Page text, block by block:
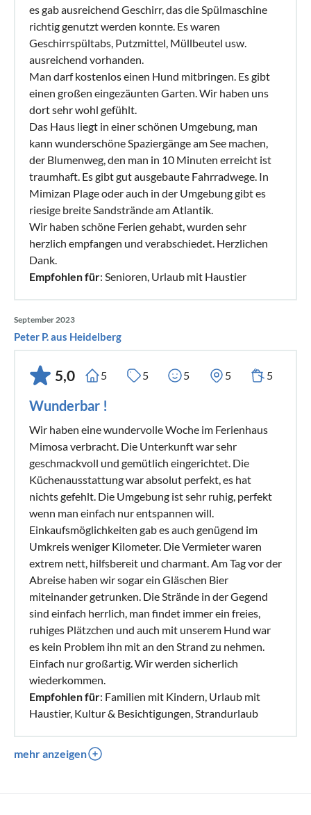
es gab ausreichend Geschirr, das die Spülmaschine
richtig genutzt werden konnte. Es waren
Geschirrspültabs, Putzmittel, Müllbeutel usw.
ausreichend vorhanden.
Man darf kostenlos einen Hund mitbringen. Es gibt
einen großen eingezäunten Garten. Wir haben uns
dort sehr wohl gefühlt.
Das Haus liegt in einer schönen Umgebung, man
kann wunderschöne Spaziergänge am See machen,
der Blumenweg, den man in 10 Minuten erreicht ist
traumhaft. Es gibt gut ausgebaute Fahrradwege. In
Mimizan Plage oder auch in der Umgebung gibt es
riesige breite Sandstrände am Atlantik.
Wir haben schöne Ferien gehabt, wurden sehr
herzlich empfangen und verabschiedet. Herzlichen
Dank.
Empfohlen für: Senioren, Urlaub mit Haustier
September 2023
Peter P. aus Heidelberg
5,0 5 5 5 5 5
Wunderbar !
Wir haben eine wundervolle Woche im Ferienhaus
Mimosa verbracht. Die Unterkunft war sehr
geschmackvoll und gemütlich eingerichtet. Die
Küchenausstattung war absolut perfekt, es hat
nichts gefehlt. Die Umgebung ist sehr ruhig, perfekt
wenn man einfach nur entspannen will.
Einkaufsmöglichkeiten gab es auch genügend im
Umkreis weniger Kilometer. Die Vermieter waren
extrem nett, hilfsbereit und charmant. Am Tag vor der
Abreise haben wir sogar ein Gläschen Bier
miteinander getrunken. Die Strände in der Gegend
sind einfach herrlich, man findet immer ein freies,
ruhiges Plätzchen und auch mit unserem Hund war
es kein Problem ihn mit an den Strand zu nehmen.
Einfach nur großartig. Wir werden sicherlich
wiederkommen.
Empfohlen für: Familien mit Kindern, Urlaub mit
Haustier, Kultur & Besichtigungen, Strandurlaub
mehr anzeigen